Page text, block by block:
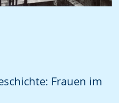
Frauen im